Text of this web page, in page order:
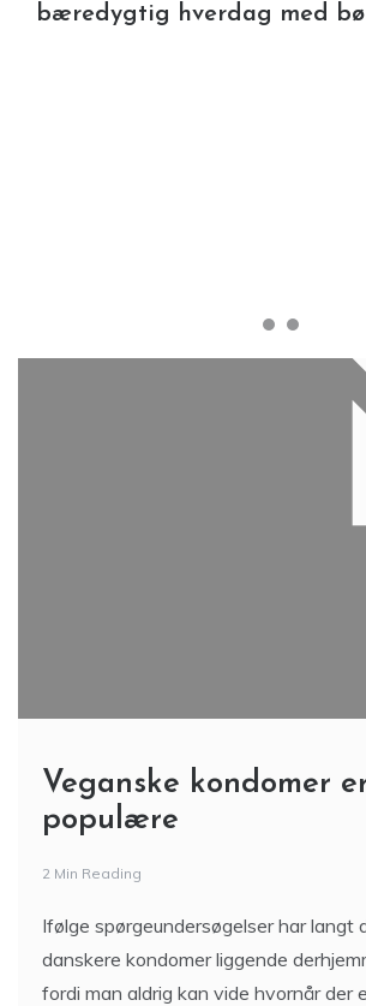
bæredygtig hverdag med
Veganske kondomer
populære
2 Min Reading
Ifølge spørgeundersøgelser har langt
danskere kondomer liggende
fordi man aldrig kan vide hvornår der